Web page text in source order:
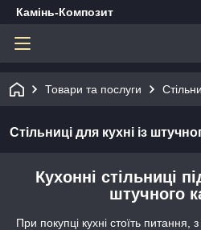
Камінь-Композит
Товари та послуги
Стільниці для кухні із
Кухонні стільниці
штучного
При покупці кухні стоїть питання,